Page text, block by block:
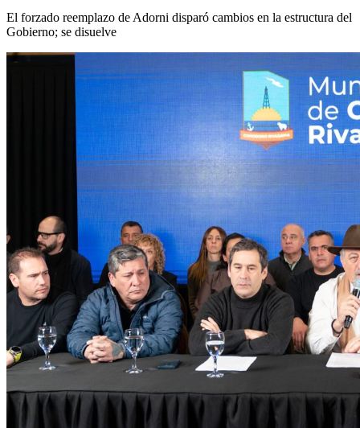
El forzado reemplazo de Adorni disparó cambios en la estructura del
Gobierno; se disuelve